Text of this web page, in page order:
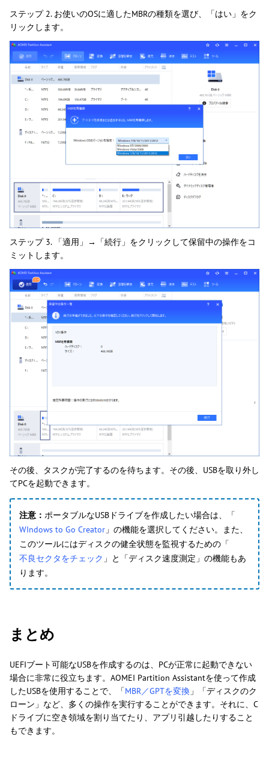
ステップ 2. お使いのOSに適したMBRの種類を選び、「はい」をク
リックします。
ステップ 3. 「適用」→「続行」をクリックして保留中の操作をコ
ミットします。
その後、タスクが完了するのを待ちます。その後、USBを取り外し
てPCを起動できます。
注意： ポータブルなUSBドライブを作成したい場合は、「
WIndows to Go Creator 」の機能を選択してください。また、
このツールにはディスクの健全状態を監視するための「
不良セクタをチェック 」と「ディスク速度測定」の機能もあ
ります。
まとめ
UEFIブート可能なUSBを作成するのは、PCが正常に起動できない
場合に非常に役立ちます。AOMEI Partition Assistantを使って作成
したUSBを使用することで、「MBR／GPTを変換 」「ディスクのク
ローン」など、多くの操作を実行することができます。それに、C
ドライブに空き領域を割り当てたり、アプリ引越したりすること
もできます。